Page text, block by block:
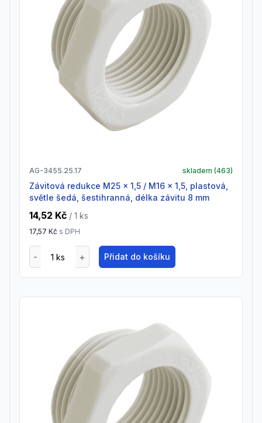
AG-3455.25.17 skladem (463)
Závitová redukce M25 x 1,5 / M16 x 1,5, plastová,
světle šedá, šestihranná, délka závitu 8 mm
14,52 Kč / 1 ks
17,57 Kč s DPH
Přidat do košíku